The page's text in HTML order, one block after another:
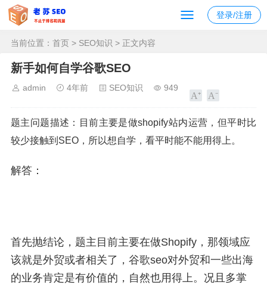
登录/注册
当前位置： 首页 > SEO知识 > 正文内容
新手如何自学谷歌SEO
admin 4年前 SEO知识 949
题主问题描述：目前主要是做shopify站内运营，但平时比
较少接触到SEO，所以想自学，看平时能不能用得上。
解答：
首先抛结论，题主目前主要在做Shopify，那领域应
该就是外贸或者相关了，谷歌seo对外贸和一些出海
的业务肯定是有价值的，自然也用得上。况且多掌